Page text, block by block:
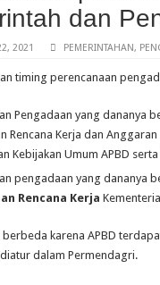
dan
2021 PEMERINTAHAN,
timing perencanaan
Pengadaan yang dananya
Rencana Kerja dan
Kebijakan Umum APBD
pengadaan yang dananya
Rencana Kerja
berbeda karena APBD
dalam Permendagri.